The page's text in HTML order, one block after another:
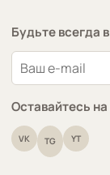
Будьте всегда
Оставайтесь на
VK TG YT